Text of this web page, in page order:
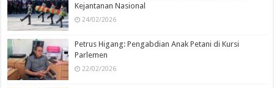
Kejantanan Nasional
24/02/2026
Petrus Higang: Pengabdian Anak Petani di Kursi
Parlemen
22/02/2026